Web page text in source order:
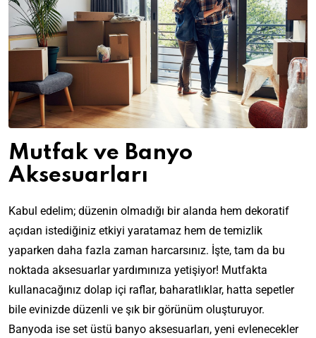
Mutfak ve Banyo
Aksesuarları
Kabul edelim; düzenin olmadığı bir alanda hem dekoratif
açıdan istediğiniz etkiyi yaratamaz hem de temizlik
yaparken daha fazla zaman harcarsınız. İşte, tam da bu
noktada aksesuarlar yardımınıza yetişiyor! Mutfakta
kullanacağınız dolap içi raflar, baharatlıklar, hatta sepetler
bile evinizde düzenli ve şık bir görünüm oluşturuyor.
Banyoda ise set üstü banyo aksesuarları, yeni evlenecekler